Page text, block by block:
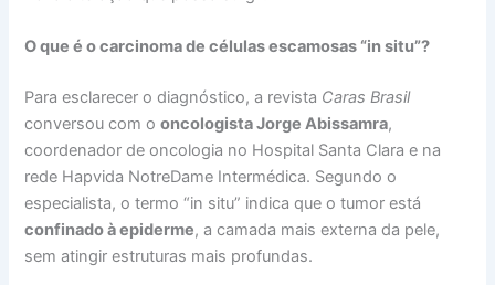
O que é o carcinoma de células escamosas “in situ”?
Para esclarecer o diagnóstico, a revista Caras Brasil
conversou com ooncologista Jorge Abissamra,
coordenador de oncologia no Hospital Santa Clara e na
rede Hapvida NotreDame Intermédica. Segundo o
especialista, o termo “in situ” indica que o tumor está
confinado à epiderme, a camada mais externa da pele,
sem atingir estruturas mais profundas.